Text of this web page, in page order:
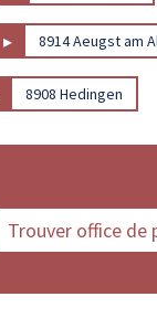
▸ 8914 Aeugst am
8908 Hedingen